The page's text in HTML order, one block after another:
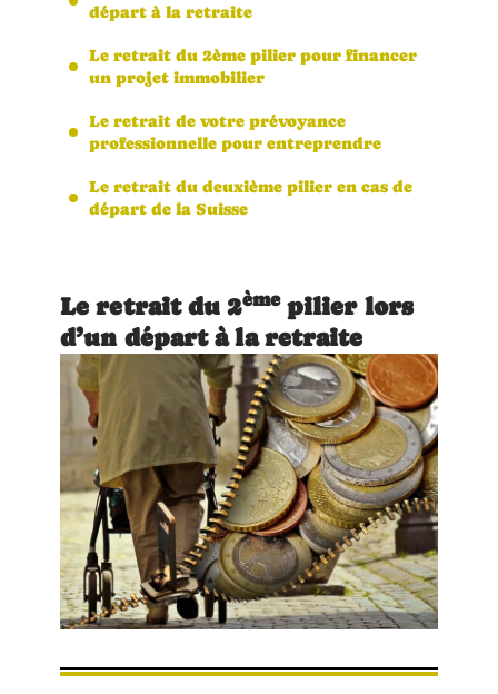
départ à la retraite
Le retrait du 2ème pilier pour financer
un projet immobilier
Le retrait de votre prévoyance
professionnelle pour entreprendre
Le retrait du deuxième pilier en cas de
départ de la Suisse
Le retrait du 2èmepilier lors
d’un départ à la retraite